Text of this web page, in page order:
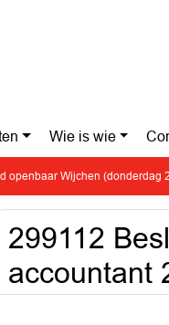
Wie is wie
openbaar Wijchen (donderdag
299112
accountant